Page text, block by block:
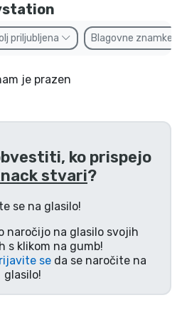
priljubljena Blagovne znamke
je prazen
ko prispejo
stvari?
se na glasilo!
naročijo na glasilo svojih
s klikom na gumb!
seda se naročite na
glasilo!